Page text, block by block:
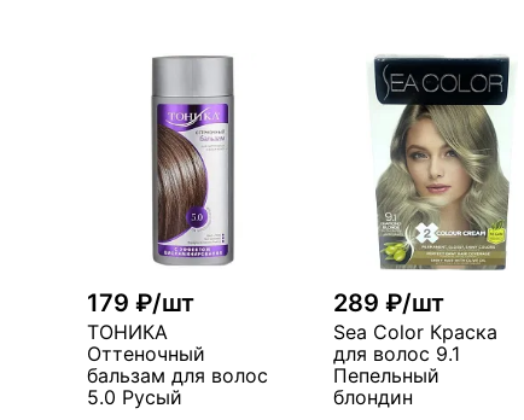
179 ₽/шт
ТОНИКА
Оттеночный
бальзам для волос
5.0 Русый
289 ₽/шт
Sea Color Краска
для волос 9.1
Пепельный
блондин